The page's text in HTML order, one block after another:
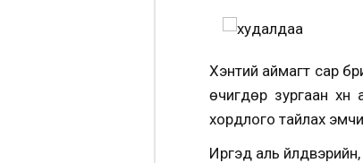
Хэнтий аймагт сар
өчигдөр зургаан
хордлого тайлах
Иргэд аль